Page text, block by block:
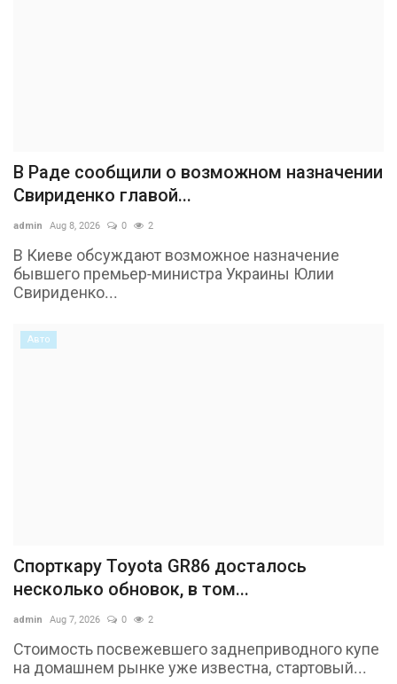
В Раде сообщили о возможном назначении
Свириденко главой...
admin Aug 8, 2026 0 2
В Киеве обсуждают возможное назначение
бывшего премьер-министра Украины Юлии
Свириденко...
Авто
Спорткару Toyota GR86 досталось
несколько обновок, в том...
admin Aug 7, 2026 0 2
Стоимость посвежевшего заднеприводного купе
на домашнем рынке уже известна, стартовый...